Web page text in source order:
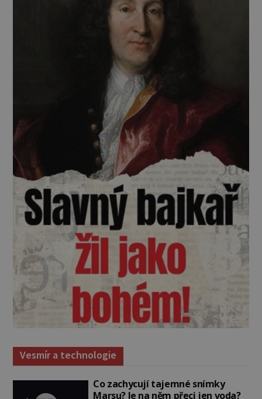
Vesmír a technologie
Co zachycují tajemné snímky
Marsu? Je na něm přeci jen voda?